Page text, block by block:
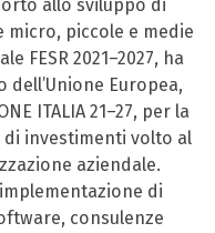
allo sviluppo di
piccole e medie
FESR 2021–2027, ha
Europea,
ITALIA 21–27, per la
investimenti volto al
aziendale.
di
consulenze